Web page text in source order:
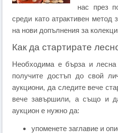
нас през
среди като атрактивен метод
на нови допълнения за
Как да стартирате
Необходима е бърза и лесна
получите достъп до свой
аукциони, да следите вече
вече завършили, а също и
аукцион е нужно да:
упоменете заглавие и